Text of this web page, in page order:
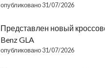
опубликовано 31/07/2026
Представлен новый
Benz GLA
опубликовано 31/07/2026